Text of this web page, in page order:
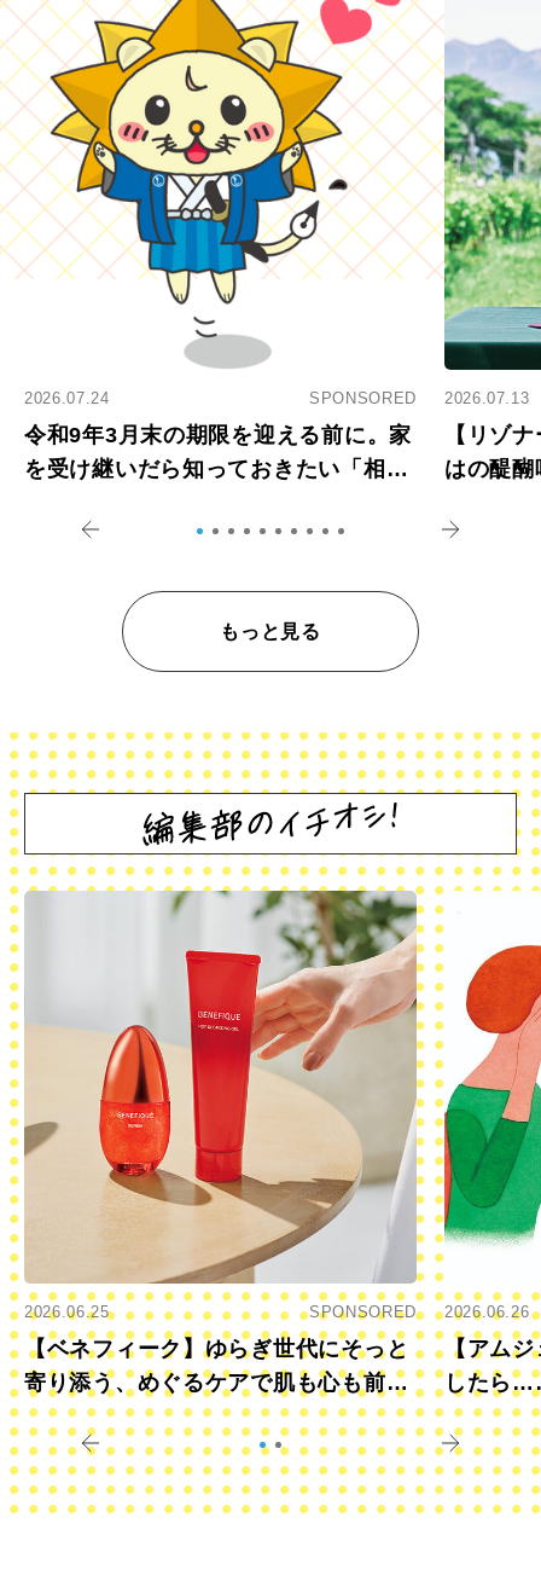
2026.07.24 SPONSORED
令和9年3月末の期限を迎える前に。家
を受け継いだら知っておきたい「相続
2026.07.13
【リゾ
はの醍
もっと見る
2026.06.25 SPONSORED
【ベネフィーク】ゆらぎ世代にそっと
寄り添う、めぐるケアで肌も心も前向
きに
2026.06.26
【アムジ
したら
すか？